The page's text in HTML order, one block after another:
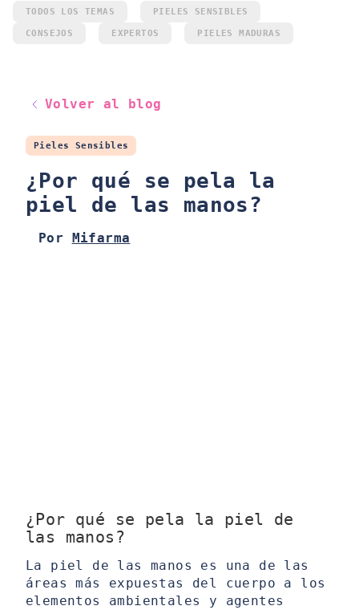
TODOS LOS TEMAS PIELES SENSIBLES
CONSEJOS EXPERTOS PIELES MADURAS
Volver al blog
Pieles Sensibles
¿Por qué se pela la
piel de las manos?
Por Mifarma
¿Por qué se pela la piel de
las manos?
La piel de las manos es una de las
áreas más expuestas del cuerpo a los
elementos ambientales y agentes